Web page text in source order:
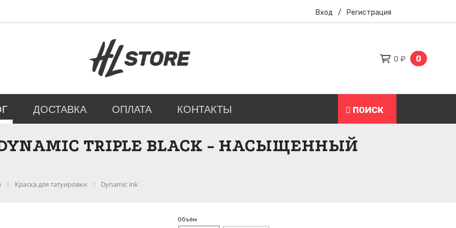
Вход / Регистрация
0 ₽ 0
ДОСТАВКА ОПЛАТА КОНТАКТЫ ПОИСК
TRIPLE BLACK - НАСЫЩЕННЫЙ
Краска для татуировки Dynamic ink
Объём